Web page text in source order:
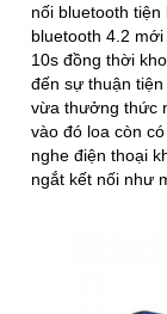
nối bluetooth
bluetooth 4.2
10s đồng thời
đến sự thuận
vừa thưởng thức
vào đó loa còn
nghe điện thoại
ngắt kết nối như